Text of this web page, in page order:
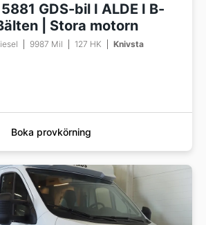
GDS-bil I ALDE I B-
| Stora motorn
9987 Mil 127 HK Knivsta
Boka provkörning